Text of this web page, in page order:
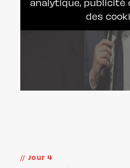
analytique, publicité
des
Jour 4